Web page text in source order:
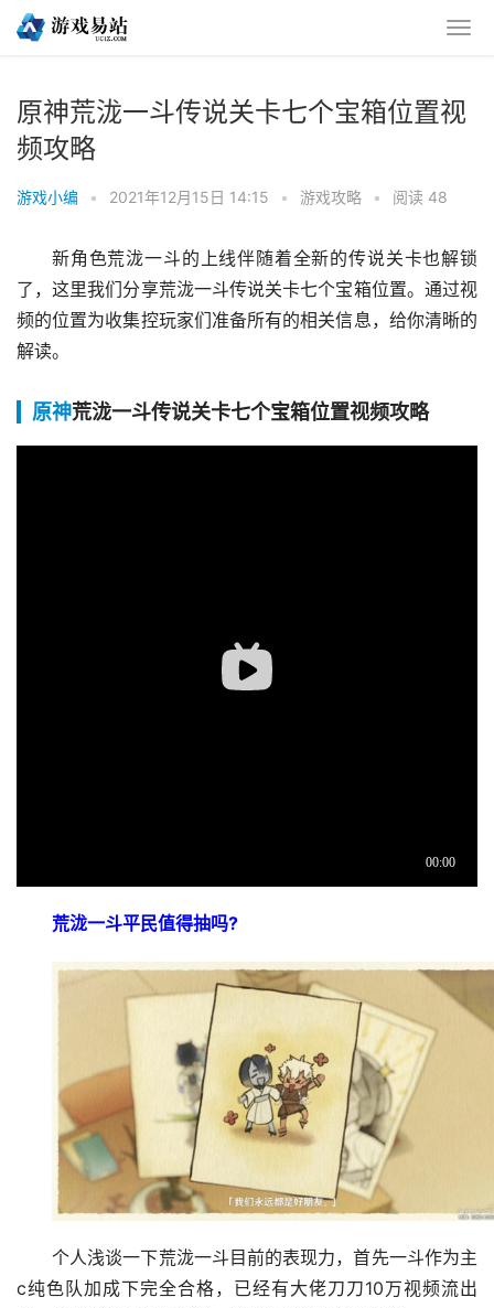
原神荒泷一斗传说关卡七个宝箱位置视
频攻略
游戏小编 • 2021年12月15日 14:15 • 游戏攻略 • 阅读 48
新角色荒泷一斗的上线伴随着全新的传说关卡也解锁
了，这里我们分享荒泷一斗传说关卡七个宝箱位置。通过视
频的位置为收集控玩家们准备所有的相关信息，给你清晰的
解读。
原神荒泷一斗传说关卡七个宝箱位置视频攻略
荒泷一斗平民值得抽吗?
个人浅谈一下荒泷一斗目前的表现力，首先一斗作为主
c纯色队加成下完全合格，已经有大佬刀刀10万视频流出